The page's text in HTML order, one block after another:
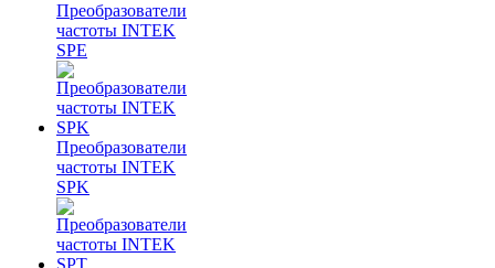
Преобразователи
частоты INTEK
SPE
Преобразователи
частоты INTEK
SPK